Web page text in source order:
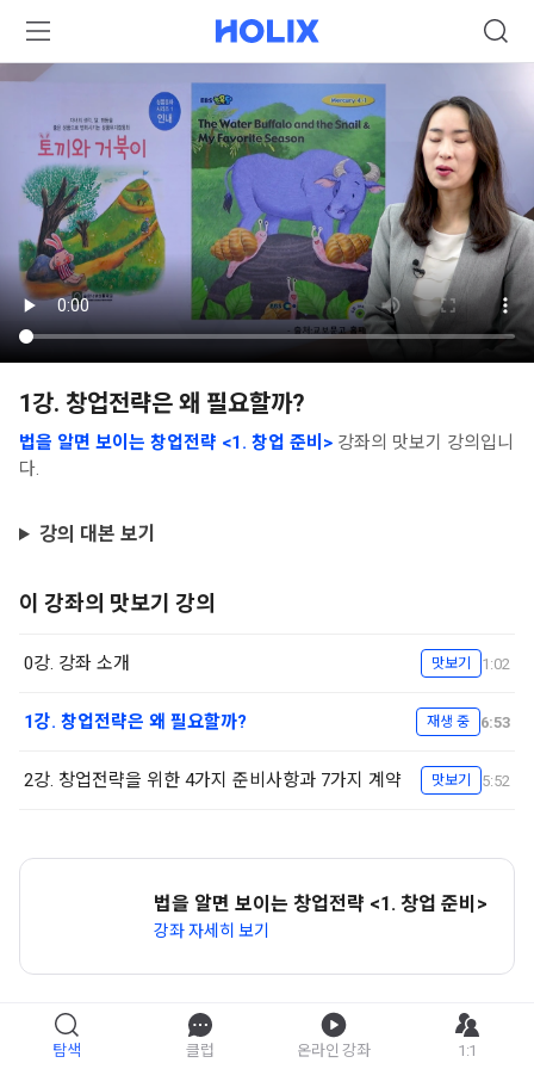
1강. 창업전략은 왜 필요할까?
법을 알면 보이는 창업전략 <1. 창업 준비> 강좌의 맛보기 강의입니
다.
강의 대본 보기
이 강좌의 맛보기 강의
0강. 강좌 소개 맛보기 1:02
1강. 창업전략은 왜 필요할까? 재생 중 6:53
2강. 창업전략을 위한 4가지 준비사항과 7가지 계약 맛보기 5:52
법을 알면 보이는 창업전략 <1. 창업 준비>
강좌 자세히 보기
탐색 클럽 온라인 강좌 1:1